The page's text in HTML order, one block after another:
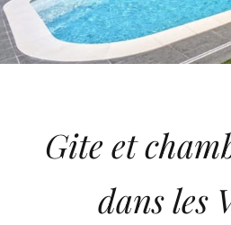
Gite et
dans les